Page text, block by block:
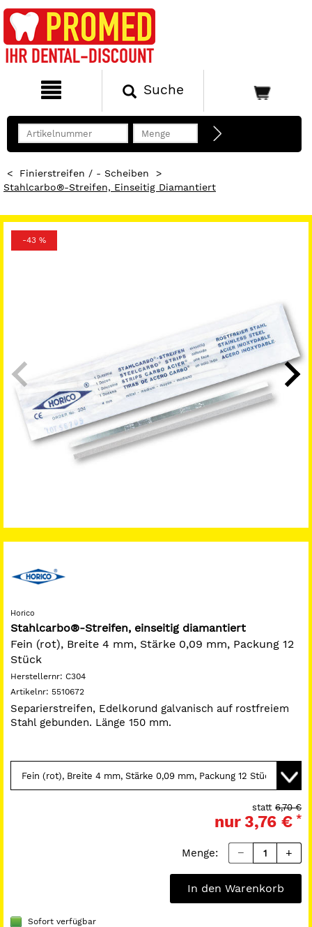
Suche
< Finierstreifen / - Scheiben
>
Stahlcarbo®-Streifen, Einseitig Diamantiert
-43 %
Horico
Stahlcarbo®-Streifen, einseitig diamantiert
Fein (rot), Breite 4 mm, Stärke 0,09 mm, Packung 12
Stück
Herstellernr: C304
Artikelnr: 5510672
Separierstreifen, Edelkorund galvanisch auf rostfreiem
Stahl gebunden. Länge 150 mm.
6,70 €
statt
nur 3,76 € *
Menge:
In den Warenkorb
Sofort verfügbar